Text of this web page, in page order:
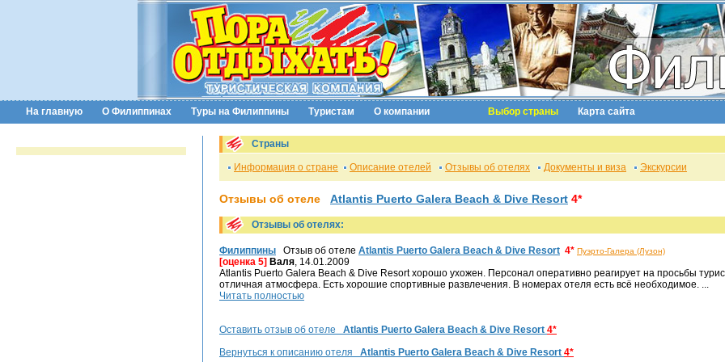
На главную О Филиппинах Туры на Филиппины Туристам О компании Выбор страны Карта сайта
Страны
Информация о стране Описание отелей Отзывы об отелях Документы и виза Экскурсии
Отзывы об отеле Atlantis Puerto Galera Beach & Dive Resort 4*
Отзывы об отелях:
Филиппины Отзыв об отеле Atlantis Puerto Galera Beach & Dive Resort 4* Пуэрто-Галера (Лузон)
[оценка 5] Валя, 14.01.2009
Atlantis Puerto Galera Beach & Dive Resort хорошо ухожен. Персонал оперативно реагирует на просьбы
отличная атмосфера. Есть хорошие спортивные развлечения. В номерах отеля есть всё необходимое. ...
Читать полностью
Оставить отзыв об отеле Atlantis Puerto Galera Beach & Dive Resort 4*
Вернуться к описанию отеля Atlantis Puerto Galera Beach & Dive Resort 4*